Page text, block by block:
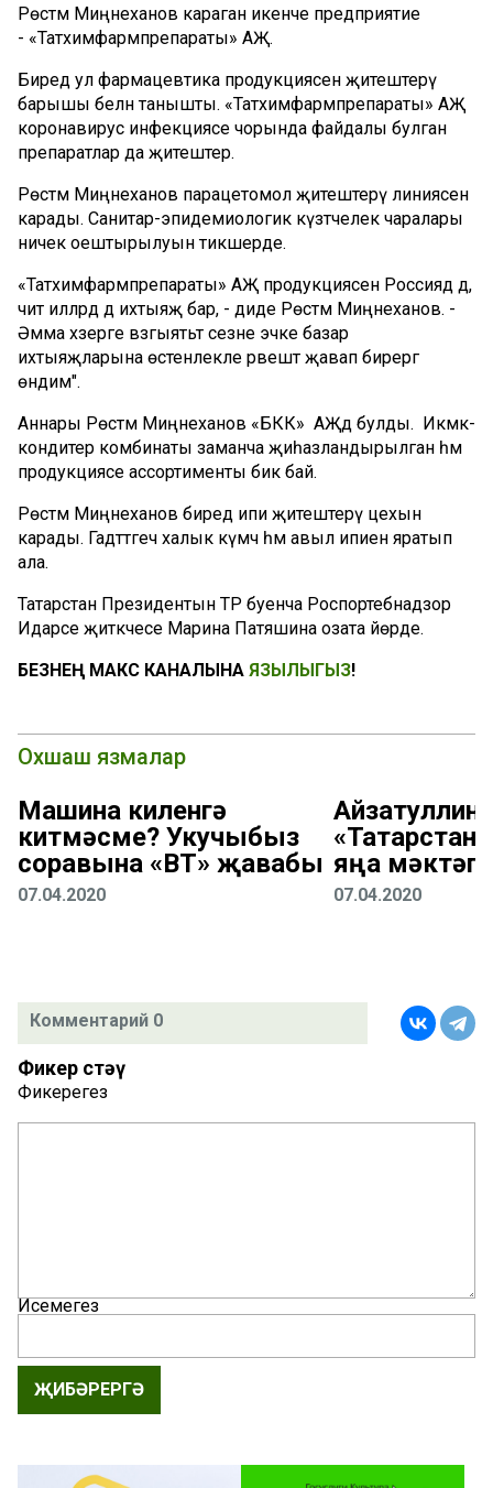
Рөстәм Миңнеханов караган икенче предприятие
- «Татхимфармпрепараты» АҖ.
Биредә ул фармацевтика продукциясен җитештерү
барышы белән танышты. «Татхимфармпрепараты» АҖ
коронавирус инфекциясе чорында файдалы булган
препаратлар да җитештерә.
Рөстәм Миңнеханов парацетомол җитештерү линиясен
карады. Санитар-эпидемиологик күзәтчелек чаралары
ничек оештырылуын тикшерде.
«Татхимфармпрепараты» АҖ продукциясенә Россиядә дә,
чит илләрдә дә ихтыяҗ бар, - диде Рөстәм Миңнеханов. -
Әмма хәзерге вәзгыятьтә сезне эчке базар
ихтыяҗларына өстенлекле рәвештә җавап бирергә
өндим".
Аннары Рөстәм Миңнеханов «БКК» АҖдә булды. Икмәк-
кондитер комбинаты заманча җиһазландырылган һәм
продукциясе ассортименты бик бай.
Рөстәм Миңнеханов биредә ипи җитештерү цехын
карады. Гадәттәгечә халык күмәч һәм авыл ипиен яратып
ала.
Татарстан Президентын ТР буенча Роспортебнадзор
Идарәсе җитәкчесе Марина Патяшина озата йөрде.
БЕЗНЕҢ МАКС КАНАЛЫНА ЯЗЫЛЫГЫЗ!
Охшаш язмалар
Машина киленгә
китмәсме? Укучыбыз
соравына «ВТ» җавабы
07.04.2020
Айзатуллин:
яңа мәктәп
07.04.2020
Комментарий 0
Фикер өстәү
Фикерегез
Исемегез
ҖИБӘРЕРГӘ